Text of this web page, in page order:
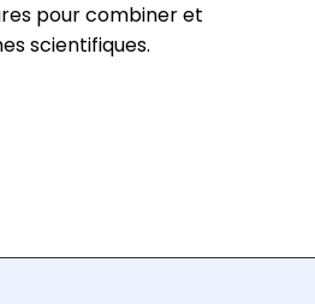
pour combiner et
scientifiques.